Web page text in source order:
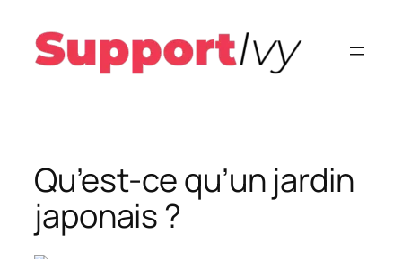
contenu
Qu’est-ce qu’un jardin
japonais ?